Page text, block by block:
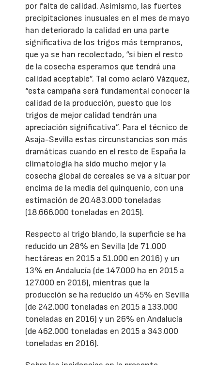
por falta de calidad. Asimismo, las fuertes
precipitaciones inusuales en el mes de mayo
han deteriorado la calidad en una parte
significativa de los trigos más tempranos,
que ya se han recolectado, “si bien el resto
de la cosecha esperamos que tendrá una
calidad aceptable”. Tal como aclaró Vázquez,
“esta campaña será fundamental conocer la
calidad de la producción, puesto que los
trigos de mejor calidad tendrán una
apreciación significativa”. Para el técnico de
Asaja-Sevilla estas circunstancias son más
dramáticas cuando en el resto de España la
climatología ha sido mucho mejor y la
cosecha global de cereales se va a situar por
encima de la media del quinquenio, con una
estimación de 20.483.000 toneladas
(18.666.000 toneladas en 2015).
Respecto al trigo blando, la superficie se ha
reducido un 28% en Sevilla (de 71.000
hectáreas en 2015 a 51.000 en 2016) y un
13% en Andalucía (de 147.000 ha en 2015 a
127.000 en 2016), mientras que la
producción se ha reducido un 45% en Sevilla
(de 242.000 toneladas en 2015 a 133.000
toneladas en 2016) y un 26% en Andalucía
(de 462.000 toneladas en 2015 a 343.000
toneladas en 2016).